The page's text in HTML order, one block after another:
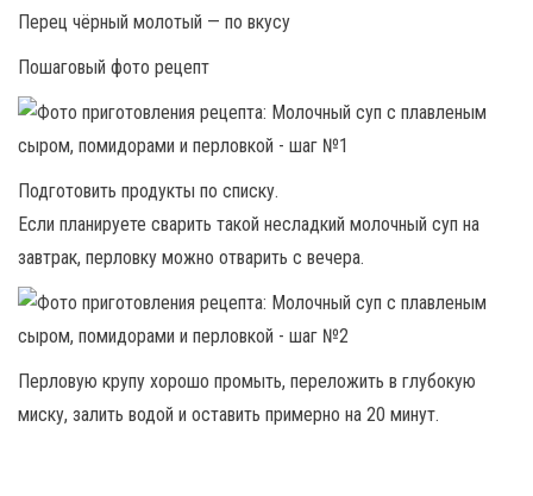
Перец чёрный молотый — по вкусу
Пошаговый фото рецепт
Подготовить продукты по списку.
Если планируете сварить такой несладкий молочный суп на
завтрак, перловку можно отварить с вечера.
Перловую крупу хорошо промыть, переложить в глубокую
миску, залить водой и оставить примерно на 20 минут.